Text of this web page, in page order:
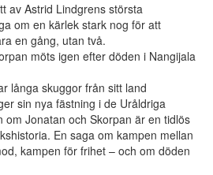
av Astrid Lindgrens största
om en kärlek stark nog för att
en gång, utan två.
möts igen efter döden i Nangijala
långa skuggor från sitt land
sin nya fästning i de Uråldriga
om Jonatan och Skorpan är en tidlös
En saga om kampen mellan
kampen för frihet – och om döden